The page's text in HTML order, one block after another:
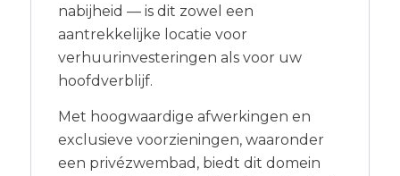
nabijheid — is dit zowel een
aantrekkelijke locatie voor
verhuurinvesteringen als voor uw
hoofdverblijf.
Met hoogwaardige afwerkingen en
exclusieve voorzieningen, waaronder
een privézwembad, biedt dit domein